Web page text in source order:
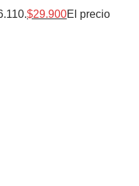
$29.900El precio